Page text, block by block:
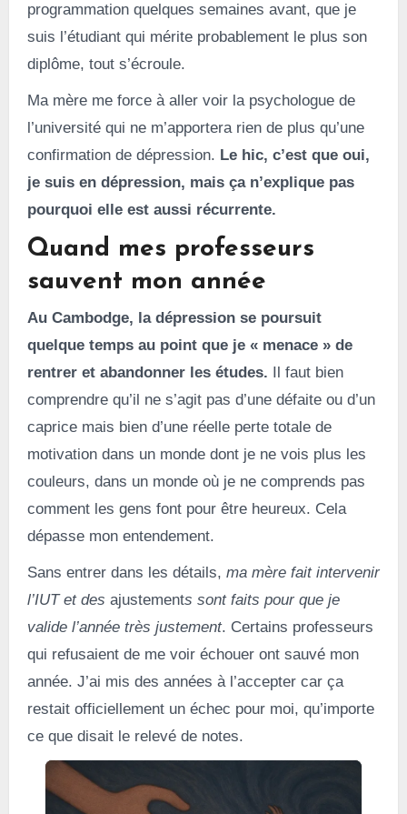
programmation quelques semaines avant, que je
suis l’étudiant qui mérite probablement le plus son
diplôme, tout s’écroule.
Ma mère me force à aller voir la psychologue de
l’université qui ne m’apportera rien de plus qu’une
confirmation de dépression. Le hic, c’est que oui,
je suis en dépression, mais ça n’explique pas
pourquoi elle est aussi récurrente.
Quand mes professeurs
sauvent mon année
Au Cambodge, la dépression se poursuit
quelque temps au point que je « menace » de
rentrer et abandonner les études. Il faut bien
comprendre qu’il ne s’agit pas d’une défaite ou d’un
caprice mais bien d’une réelle perte totale de
motivation dans un monde dont je ne vois plus les
couleurs, dans un monde où je ne comprends pas
comment les gens font pour être heureux. Cela
dépasse mon entendement.
Sans entrer dans les détails, ma mère fait intervenir
l’IUT et des ajustements sont faits pour que je
valide l’année très justement. Certains professeurs
qui refusaient de me voir échouer ont sauvé mon
année. J’ai mis des années à l’accepter car ça
restait officiellement un échec pour moi, qu’importe
ce que disait le relevé de notes.